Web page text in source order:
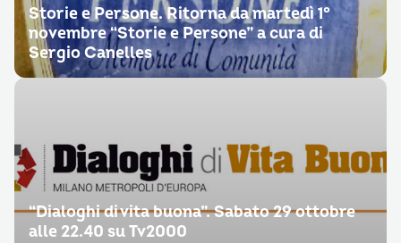
Storie e Persone. Ritorna da martedì 1°
novembre “Storie e Persone” a cura di
Sergio Canelles
“Dialoghi di vita buona”. Sabato 29 ottobre
alle 22.40 su Tv2000